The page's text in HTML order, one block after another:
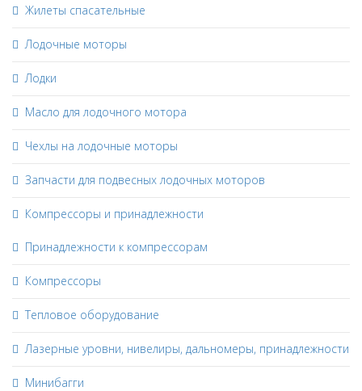
Жилеты спасательные
Лодочные моторы
Лодки
Масло для лодочного мотора
Чехлы на лодочные моторы
Запчасти для подвесных лодочных моторов
Компрессоры и принадлежности
Принадлежности к компрессорам
Компрессоры
Тепловое оборудование
Лазерные уровни, нивелиры, дальномеры, принадлежности
Минибагги